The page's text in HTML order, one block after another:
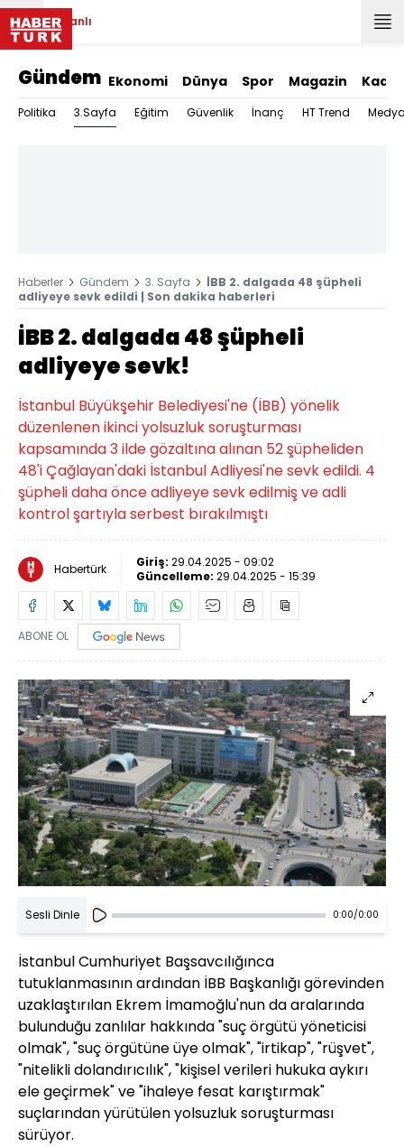
Canlı
Gündem Ekonomi Dünya Spor Magazin Kadın
Politika 3.Sayfa Eğitim Güvenlik İnanç HT Trend
Haberler Gündem 3. Sayfa
İBB 2. dalgada 48 şüpheli
adliyeye sevk edildi | Son dakika haberleri
İBB 2. dalgada 48 şüpheli
adliyeye sevk!
İstanbul Büyükşehir Belediyesi'ne (İBB) yönelik
düzenlenen ikinci yolsuzluk soruşturması
kapsamında 3 ilde gözaltına alınan 52 şüpheliden
48'i Çağlayan'daki İstanbul Adliyesi'ne sevk edildi. 4
şüpheli daha önce adliyeye sevk edilmiş ve adli
kontrol şartıyla serbest bırakılmıştı
Habertürk Giriş: 29.04.2025 - 09:02
Güncelleme: 29.04.2025 - 15:39
ABONE OL
Sesli Dinle 0:00/0:00
İstanbul Cumhuriyet Başsavcılığınca
tutuklanmasının ardından İBB Başkanlığı görevinden
uzaklaştırılan Ekrem İmamoğlu'nun da aralarında
bulunduğu zanlılar hakkında "suç örgütü yöneticisi
olmak", "suç örgütüne üye olmak", "irtikap", "rüşvet",
"nitelikli dolandırıcılık", "kişisel verileri hukuka aykırı
ele geçirmek" ve "ihaleye fesat karıştırmak"
suçlarından yürütülen yolsuzluk soruşturması
sürüyor.